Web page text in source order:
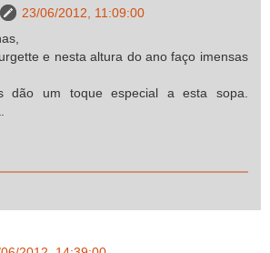
23/06/2012, 11:09:00
e nesta altura do ano faço imensas
dão um toque especial a esta sopa.